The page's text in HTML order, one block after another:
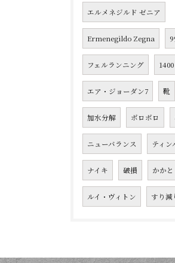
エルメネジルド ゼニア
Ermenegildo Zegna
フェルランニング 1400
エア・ジョーダン7 靴
加水分解 ボロボロ
ニューバランス ティン
ナイキ 破損 かかと
ルイ・ヴィトン すり減